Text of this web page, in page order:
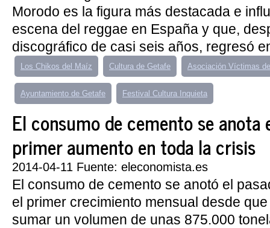
Morodo es la figura más destacada e
escena del reggae en España y que,
discográfico de casi seis años, regresó
Los Chikos del Maíz Cultura de Getafe Asociación Víctimas
Ayuntamiento de Getafe Festival Cultura Inquieta
El consumo de cemento se anota
primer aumento en toda la crisis
2014-04-11 Fuente: eleconomista.es
El consumo de cemento se anotó el
el primer crecimiento mensual desde
sumar un volumen de unas 875.000